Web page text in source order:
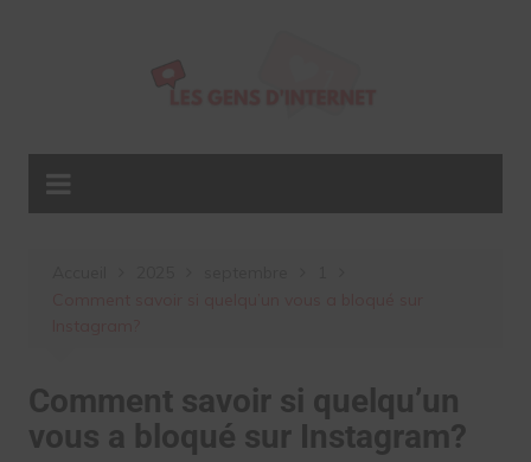
Comment savoir si quelqu’un
vous a bloqué sur Instagram?